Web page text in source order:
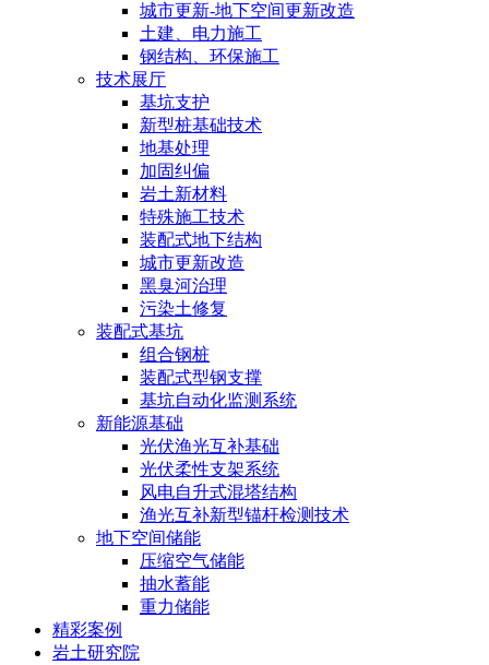
城市更新-地下空间更新改造
土建、电力施工
钢结构、环保施工
技术展厅
基坑支护
新型桩基础技术
地基处理
加固纠偏
岩土新材料
特殊施工技术
装配式地下结构
城市更新改造
黑臭河治理
污染土修复
装配式基坑
组合钢桩
装配式型钢支撑
基坑自动化监测系统
新能源基础
光伏渔光互补基础
光伏柔性支架系统
风电自升式混塔结构
渔光互补新型锚杆检测技术
地下空间储能
压缩空气储能
抽水蓄能
重力储能
精彩案例
岩土研究院